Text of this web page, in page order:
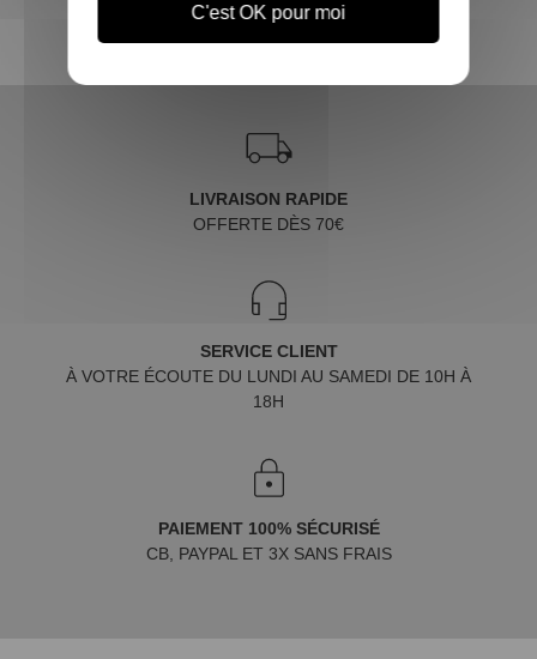
LIVRAISON RAPIDE
OFFERTE DÈS 70€
SERVICE CLIENT
À VOTRE ÉCOUTE DU LUNDI AU SAMEDI DE 10H À
18H
PAIEMENT 100% SÉCURISÉ
CB, PAYPAL ET 3X SANS FRAIS
C'est OK pour moi